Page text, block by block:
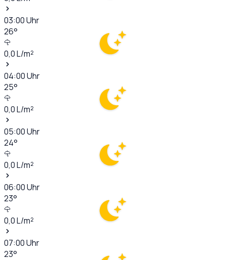
03:00Uhr
26°
0,0L/m²
04:00Uhr
25°
0,0L/m²
05:00Uhr
24°
0,0L/m²
06:00Uhr
23°
0,0L/m²
07:00Uhr
23°